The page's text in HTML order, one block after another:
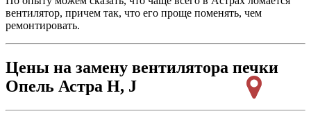
вентилятор, причем так, что его проще поменять, чем
ремонтировать.
Цены на замену вентилятора печки
Опель Астра H, J